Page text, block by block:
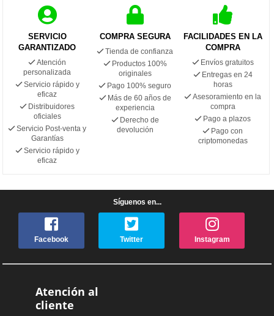
SERVICIO
GARANTIZADO
Atención
personalizada
Servicio rápido y
eficaz
Distribuidores
oficiales
Servicio Post-venta y
Garantías
Servicio rápido y
eficaz
COMPRA SEGURA
Tienda de confianza
Productos 100%
originales
Pago 100% seguro
Más de 60 años de
experiencia
Derecho de
devolución
FACILIDADES EN LA
COMPRA
Envíos gratuitos
Entregas en 24
horas
Asesoramiento en la
compra
Pago a plazos
Pago con
criptomonedas
Síguenos en...
Facebook Twitter Instagram
Atención al
cliente